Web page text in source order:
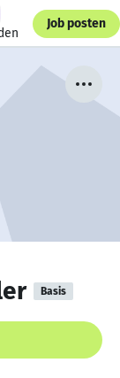
Job posten
Basis